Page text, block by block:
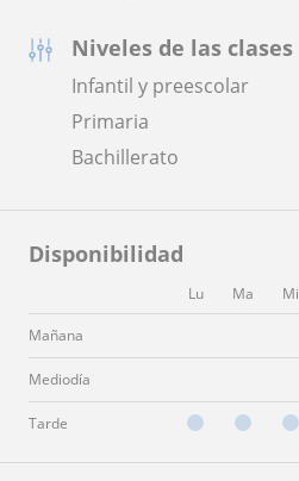
Niveles de las clases
Infantil y preescolar
Primaria
Bachillerato
Disponibilidad
Lu Ma Mi
Mañana
Mediodía
Tarde